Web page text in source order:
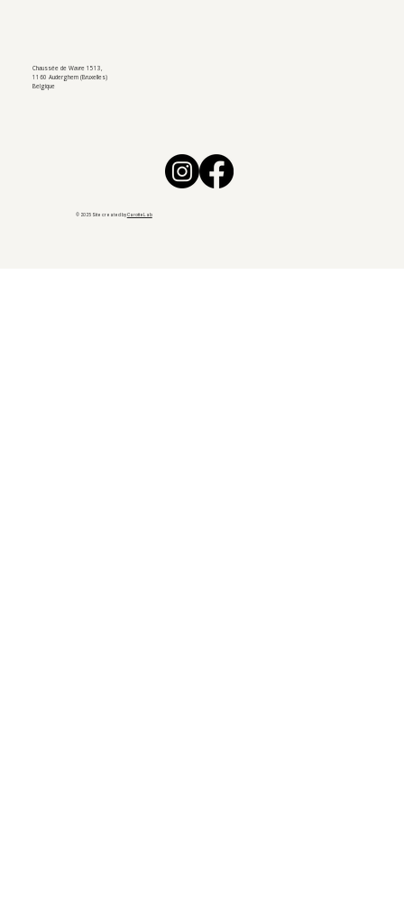
Chaussée de Wavre 1513,
1160 Auderghem (Bruxelles)
Belgique
© 2025 Site created byCarotteLab